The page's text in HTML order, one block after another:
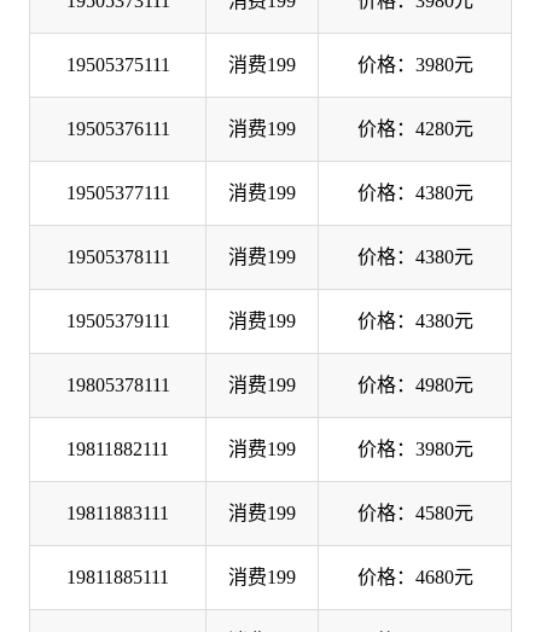
19505375111 消费199 价格：3980元
19505376111 消费199 价格：4280元
19505377111 消费199 价格：4380元
19505378111 消费199 价格：4380元
19505379111 消费199 价格：4380元
19805378111 消费199 价格：4980元
19811882111 消费199 价格：3980元
19811883111 消费199 价格：4580元
19811885111 消费199 价格：4680元